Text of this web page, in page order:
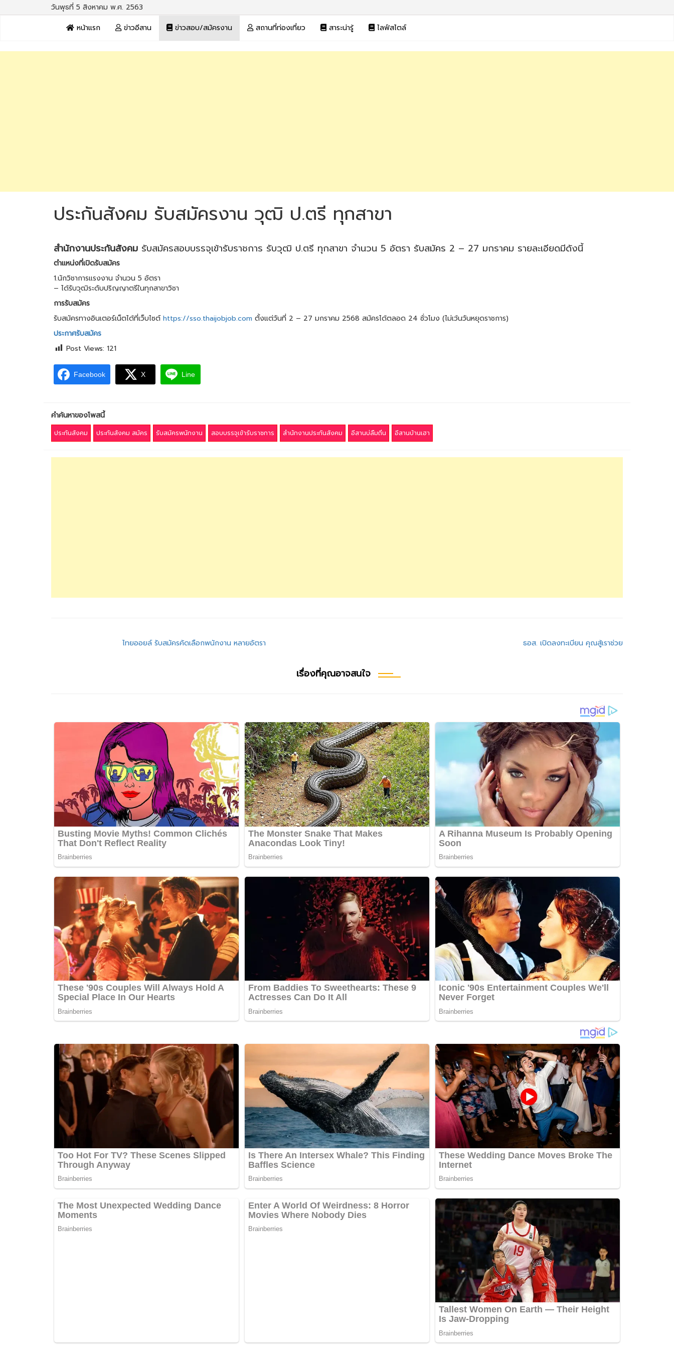
วันพุธที่ 5 สิงหาคม พ.ศ. 2563
หน้าแรก
ข่าวอีสาน ข่าวสอบ/สมัครงาน สถานที่ท่องเที่ยว สาระน่ารู้ ไลฟ์สไตล์
ประกันสังคม รับสมัครงาน วุฒิ ป.ตรี ทุกสาขา
สำนักงานประกันสังคม รับสมัครสอบบรรจุเข้ารับราชการ รับวุฒิ ป.ตรี ทุกสาขา จำนวน 5 อัตรา รับสมัคร 2 – 27 มกราคม รายละเอียดมีดังนี้
ตำแหน่งที่เปิดรับสมัคร
1.นักวิชาการแรงงาน จำนวน 5 อัตรา
– ได้รับวุฒิระดับปริญญาตรีในทุกสาขาวิชา
การรับสมัคร
รับสมัครทางอินเตอร์เน็ตได้ที่เว็บไซต์https://sso.thaijobjob.com ตั้งแต่วันที่ 2 – 27 มกราคม 2568 สมัครได้ตลอด 24 ชั่วโมง (ไม่เว้นวันหยุดราชการ)
ประกาศรับสมัคร
Post Views: 121
Facebook X Line
คำค้นหาของโพสนี้
ประกันสังคม ประกันสังคม สมัคร รับสมัครพนักงาน สอบบรรจุเข้ารับราชการ สำนักงานประกันสังคม อีสานบ่ลืมถิ่น อีสานบ้านเฮา
ไทยออยล์ รับสมัครคัดเลือกพนักงาน หลายอัตรา ธอส. เปิดลงทะเบียน คุณสู้เราช่วย
เรื่องที่คุณอาจสนใจ